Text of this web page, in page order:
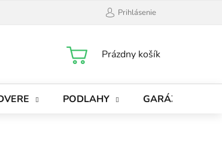
Prihlásenie
NÁKUPNÝ
Prázdny košík
PODLAHY GARÁŽOVÉ